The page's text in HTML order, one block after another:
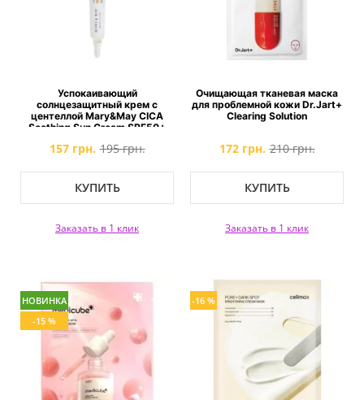
Успокаивающий
солнцезащитный крем с
центеллой Mary&May CICA
Soothing Sun Cream SPF50+
157 грн. 195 грн.
КУПИТЬ
Заказать в 1 клик
Очищающая тканевая маска
для проблемной кожи Dr.Jart+
Clearing Solution
172 грн. 210 грн.
КУПИТЬ
Заказать в 1 клик
НОВИНКА
-15 %
-16 %